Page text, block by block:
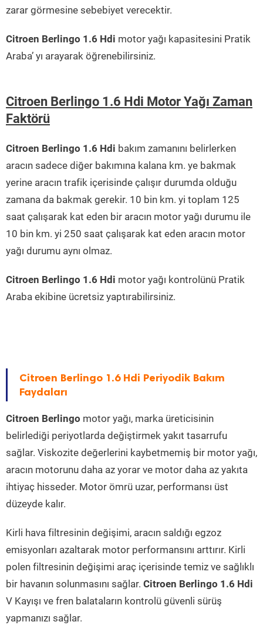
zarar görmesine sebebiyet verecektir.
Citroen Berlingo 1.6 Hdi motor yağı kapasitesini Pratik
Araba’ yı arayarak öğrenebilirsiniz.
Citroen Berlingo 1.6 Hdi Motor Yağı Zaman
Faktörü
Citroen Berlingo 1.6 Hdi bakım zamanını belirlerken
aracın sadece diğer bakımına kalana km. ye bakmak
yerine aracın trafik içerisinde çalışır durumda olduğu
zamana da bakmak gerekir. 10 bin km. yi toplam 125
saat çalışarak kat eden bir aracın motor yağı durumu ile
10 bin km. yi 250 saat çalışarak kat eden aracın motor
yağı durumu aynı olmaz.
Citroen Berlingo 1.6 Hdi motor yağı kontrolünü Pratik
Araba ekibine ücretsiz yaptırabilirsiniz.
Citroen Berlingo 1.6 Hdi Periyodik Bakım
Faydaları
Citroen Berlingo motor yağı, marka üreticisinin
belirlediği periyotlarda değiştirmek yakıt tasarrufu
sağlar. Viskozite değerlerini kaybetmemiş bir motor yağı,
aracın motorunu daha az yorar ve motor daha az yakıta
ihtiyaç hisseder. Motor ömrü uzar, performansı üst
düzeyde kalır.
Kirli hava filtresinin değişimi, aracın saldığı egzoz
emisyonları azaltarak motor performansını arttırır. Kirli
polen filtresinin değişimi araç içerisinde temiz ve sağlıklı
bir havanın solunmasını sağlar. Citroen Berlingo 1.6 Hdi
V Kayışı ve fren balataların kontrolü güvenli sürüş
yapmanızı sağlar.